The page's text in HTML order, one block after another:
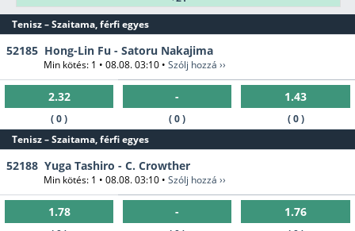
Tenisz – Szaitama, férfi egyes
52185 Hong-Lin Fu - Satoru Nakajima
Min kötés: 1 • 08.08. 03:10 • Szólj hozzá ››
2.32
( 0 )
-
( 0 )
1.43
( 0 )
Tenisz – Szaitama, férfi egyes
52188 Yuga Tashiro - C. Crowther
Min kötés: 1 • 08.08. 03:10 • Szólj hozzá ››
1.78 - 1.76